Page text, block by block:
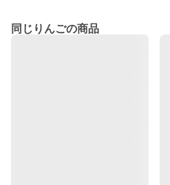
同じりんごの商品